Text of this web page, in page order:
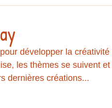
développer la
les thèmes se suivent
dernières créations...